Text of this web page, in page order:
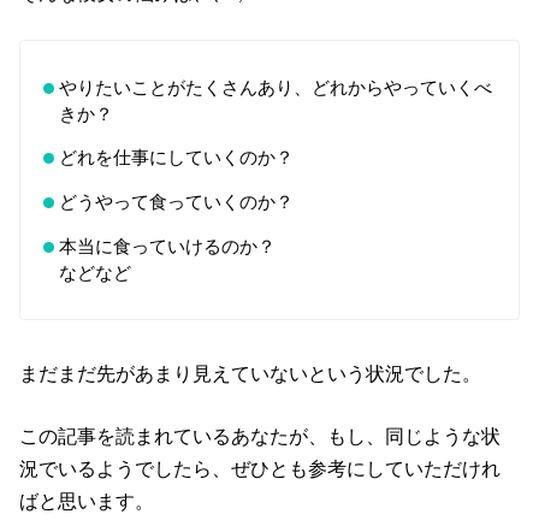
やりたいことがたくさんあり、どれからやっていくべ
きか？
どれを仕事にしていくのか？
どうやって食っていくのか？
本当に食っていけるのか？
などなど
まだまだ先があまり見えていないという状況でした。
この記事を読まれているあなたが、もし、同じような状
況でいるようでしたら、ぜひとも参考にしていただけれ
ばと思います。